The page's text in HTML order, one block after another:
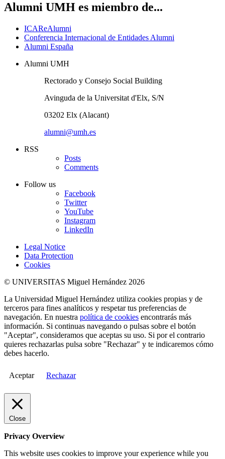
Alumni UMH es miembro de...
ICAReAlumni
Conferencia Internacional de Entidades Alumni
Alumni España
Alumni UMH
Rectorado y Consejo Social Building
Avinguda de la Universitat d'Elx, S/N
03202 Elx (Alacant)
alumni@umh.es
RSS
Posts
Comments
Follow us
Facebook
Twitter
YouTube
Instagram
LinkedIn
Legal Notice
Data Protection
Cookies
© UNIVERSITAS Miguel Hernández 2026
La Universidad Miguel Hernández utiliza cookies propias y de
terceros para fines analíticos y respetar tus preferencias de
navegación. En nuestra política de cookies encontrarás más
información. Si continuas navegando o pulsas sobre el botón
"Aceptar", consideramos que aceptas su uso. Si por el contrario
quieres rechazarlas pulsa sobre "Rechazar" y te indicaremos cómo
debes hacerlo.
Aceptar Rechazar
Close
Privacy Overview
This website uses cookies to improve your experience while you